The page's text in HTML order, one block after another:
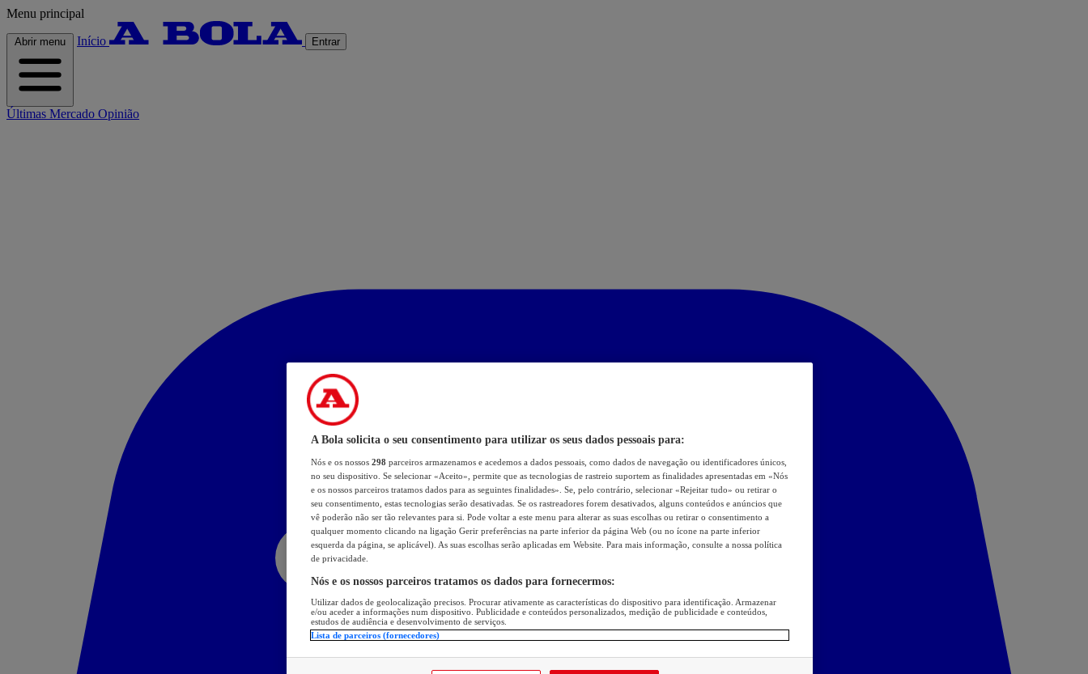
Menu principal
Abrir menu Início Entrar
Últimas Mercado Opinião
A Bola solicita o seu consentimento para utilizar os seus dados pessoais para:
Nós e os nossos 298 parceiros armazenamos e acedemos a dados pessoais, como dados de navegação ou identificadores únicos,
no seu dispositivo. Se selecionar «Aceito», permite que as tecnologias de rastreio suportem as finalidades apresentadas em «Nós
e os nossos parceiros tratamos dados para as seguintes finalidades». Se, pelo contrário, selecionar «Rejeitar tudo» ou retirar o
seu consentimento, estas tecnologias serão desativadas. Se os rastreadores forem desativados, alguns conteúdos e anúncios que
vê poderão não ser tão relevantes para si. Pode voltar a este menu para alterar as suas escolhas ou retirar o consentimento a
qualquer momento clicando na ligação Gerir preferências na parte inferior da página Web (ou no ícone na parte inferior
esquerda da página, se aplicável). As suas escolhas serão aplicadas em Website. Para mais informação, consulte a nossa política
de privacidade.
Nós e os nossos parceiros tratamos os dados para fornecermos:
Utilizar dados de geolocalização precisos. Procurar ativamente as características do dispositivo para identificação. Armazenar
e/ou aceder a informações num dispositivo. Publicidade e conteúdos personalizados, medição de publicidade e conteúdos,
estudos de audiência e desenvolvimento de serviços.
Lista de parceiros (fornecedores)